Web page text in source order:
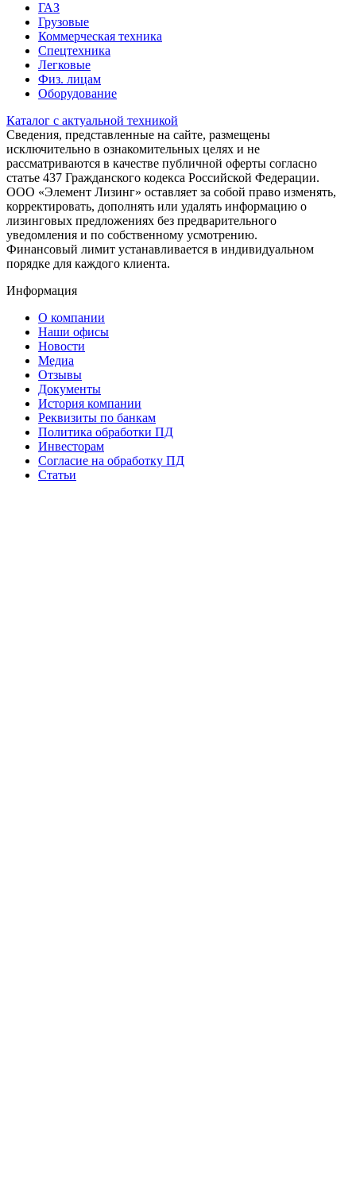
ГАЗ
Грузовые
Коммерческая техника
Спецтехника
Легковые
Физ. лицам
Оборудование
Каталог с актуальной техникой
Сведения, представленные на сайте, размещены
исключительно в ознакомительных целях и не
рассматриваются в качестве публичной оферты согласно
статье 437 Гражданского кодекса Российской Федерации.
ООО «Элемент Лизинг» оставляет за собой право изменять,
корректировать, дополнять или удалять информацию о
лизинговых предложениях без предварительного
уведомления и по собственному усмотрению.
Финансовый лимит устанавливается в индивидуальном
порядке для каждого клиента.
Информация
О компании
Наши офисы
Новости
Медиа
Отзывы
Документы
История компании
Реквизиты по банкам
Политика обработки ПД
Инвесторам
Согласие на обработку ПД
Статьи